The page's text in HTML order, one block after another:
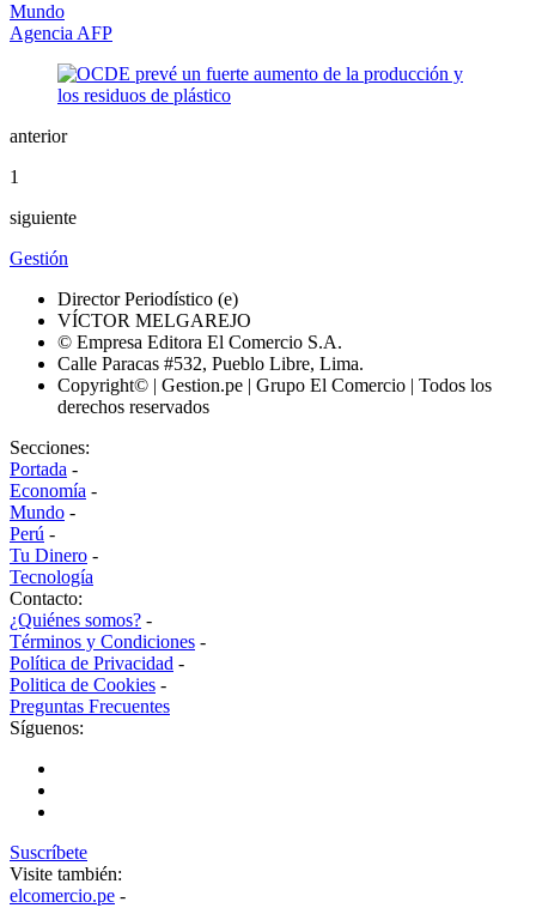
Mundo
Agencia AFP
anterior
1
siguiente
Gestión
Director Periodístico (e)
VÍCTOR MELGAREJO
© Empresa Editora El Comercio S.A.
Calle Paracas #532, Pueblo Libre, Lima.
Copyright© | Gestion.pe | Grupo El Comercio | Todos los
derechos reservados
Secciones:
Portada -
Economía -
Mundo -
Perú -
Tu Dinero -
Tecnología
Contacto:
¿Quiénes somos? -
Términos y Condiciones -
Política de Privacidad -
Politica de Cookies -
Preguntas Frecuentes
Síguenos:
Suscríbete
Visite también:
elcomercio.pe -